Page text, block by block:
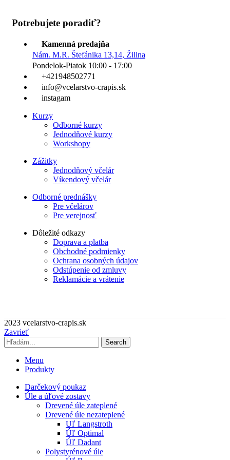
Potrebujete poradiť?
Kamenná predajňa
Nám. M.R. Štefánika 13,14, Žilina
Pondelok-Piatok 10:00 - 17:00
+421948502771
info@vcelarstvo-crapis.sk
instagam
Kurzy
Odborné kurzy
Jednodňové kurzy
Workshopy
Zážitky
Jednodňový včelár
Víkendový včelár
Odborné prednášky
Pre včelárov
Pre verejnosť
Dôležité odkazy
Doprava a platba
Obchodné podmienky
Ochrana osobných údajov
Odstúpenie od zmluvy
Reklamácie a vrátenie
2023 vcelarstvo-crapis.sk
Zavrieť
Search
Menu
Produkty
Darčekový poukaz
Úle a úľové zostavy
Drevené úle zateplené
Drevené úle nezateplené
Uľ Langstroth
Úľ Optimal
Úľ Dadant
Polystyrénové úle